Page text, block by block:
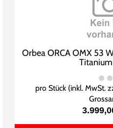
Orbea ORCA OMX 53
pro Stück (inkl. MwSt.